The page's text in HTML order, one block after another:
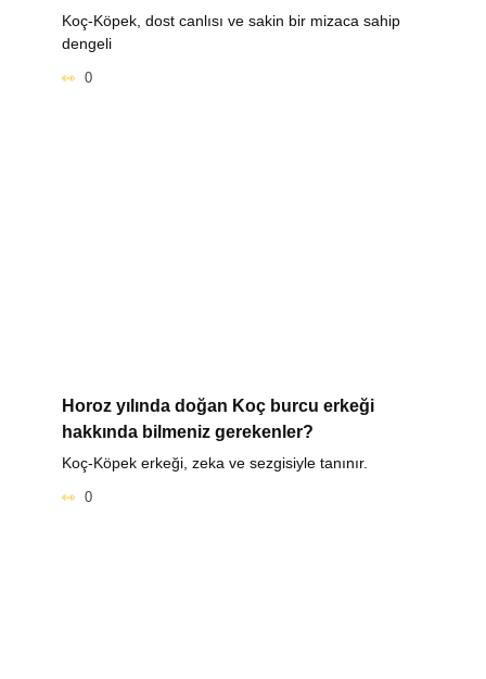
Koç-Köpek, dost canlısı ve sakin bir mizaca sahip
dengeli
0
Horoz yılında doğan Koç burcu erkeği
hakkında bilmeniz gerekenler?
Koç-Köpek erkeği, zeka ve sezgisiyle tanınır.
0